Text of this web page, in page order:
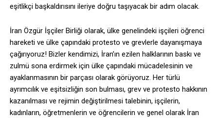
eşitlikçi başkaldırısını ileriye doğru taşıyacak bir adım olacak.
İran Özgür İşçiler Birliği olarak, ülke genelindeki işçileri öğrenci
hareketi ve ülke çapındaki protesto ve grevlerle dayanışmaya
çağırıyoruz! Bizler kendimizi, İran’ın ezilen halklarının baskı ve
zulmü sona erdirmek için ülke çapındaki mücadelesinin ve
ayaklanmasının bir parçası olarak görüyoruz. Her türlü
ayrımcılık ve eşitsizliğin son bulması, grev ve protesto hakkının
kazanılması ve rejimin değiştirilmesi talebinin, işçilerin,
kadınların, öğretmenlerin ve öğrencilerin ve genel olarak İran